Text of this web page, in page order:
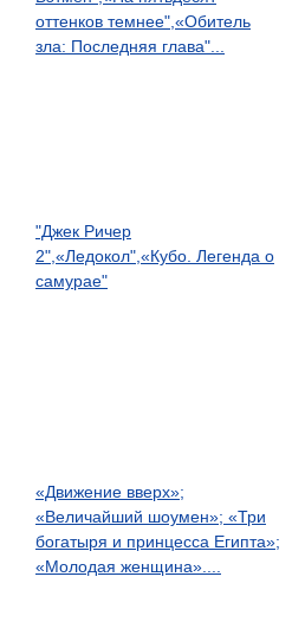
оттенков темнее",«Обитель
зла: Последняя глава"...
"Джек Ричер
2",«Ледокол",«Кубо. Легенда о
самурае"
«Движение вверх»;
«Величайший шоумен»; «Три
богатыря и принцесса Египта»;
«Молодая женщина»....